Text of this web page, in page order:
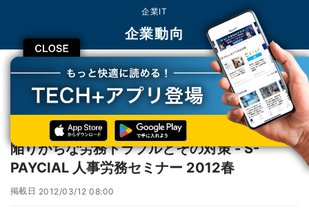
CLOSE
企業IT
企業動向
TECH+ 企業IT
企業動向
陥りがちな労務トラブルとその対策 - S-PAYCIAL 人事労務セミナー 2012春
陥りがちな労務トラブルとその対策 - S-
PAYCIAL 人事労務セミナー 2012春
掲載日 2012/03/12 08:00